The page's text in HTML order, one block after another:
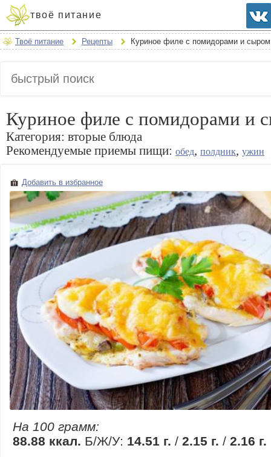
твоё питание
Твоё питание Рецепты Куриное филе с помидорами и сыром
Куриное филе с помидорами и
Категория: вторые блюда
Рекомендуемые приемы пищи: обед, полдник, ужин
Добавить в избранное
На 100 грамм:
88.88 ккал. Б/Ж/У: 14.51 г. / 2.15 г. / 2.16 г.